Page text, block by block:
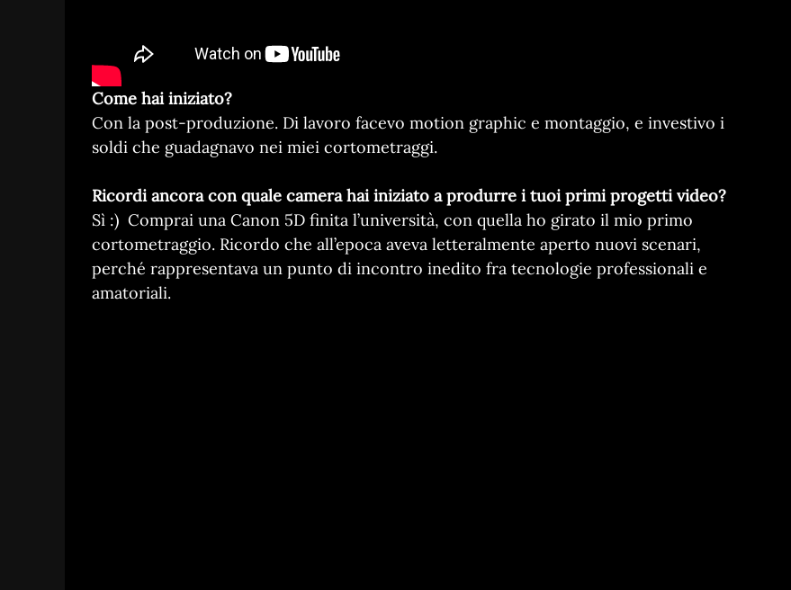
Come hai iniziato?
Con la post-produzione. Di lavoro facevo motion graphic e montaggio, e investivo i
soldi che guadagnavo nei miei cortometraggi.
Ricordi ancora con quale camera hai iniziato a produrre i tuoi primi progetti video?
Sì :) Comprai una Canon 5D finita l’università, con quella ho girato il mio primo
cortometraggio. Ricordo che all’epoca aveva letteralmente aperto nuovi scenari,
perché rappresentava un punto di incontro inedito fra tecnologie professionali e
amatoriali.